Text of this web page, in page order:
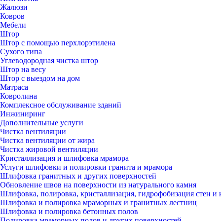
Жалюзи
Ковров
Мебели
Штор
Штор с помощью перхлорэтилена
Сухого типа
Углеводородная чистка штор
Штор на весу
Штор с выездом на дом
Матраса
Ковролина
Комплексное обслуживание зданий
Инжиниринг
Дополнительные услуги
Чистка вентиляции
Чистка вентиляции от жира
Чистка жировой вентиляции
Кристаллизация и шлифовка мрамора
Услуги шлифовки и полировки гранита и мрамора
Шлифовка гранитных и других поверхностей
Обновление швов на поверхности из натурального камня
Шлифовка, полировка, кристаллизация, гидрофобизация стен и
Шлифовка и полировка мраморных и гранитных лестниц
Шлифовка и полировка бетонных полов